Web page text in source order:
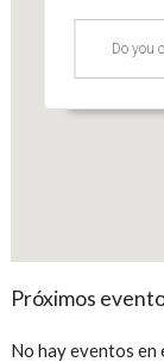
Centro de
Estelar
Cra. 1
Do you
Próximos
No hay eventos en